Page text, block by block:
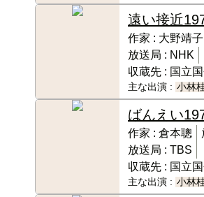
遠い接近
作家 : 大野靖子
放送局 : NHK
収蔵先 : 国立
主な出演 : 小林
ばんえい
作家 : 倉本聰
放送局 : TBS
収蔵先 : 国立
主な出演 : 小林